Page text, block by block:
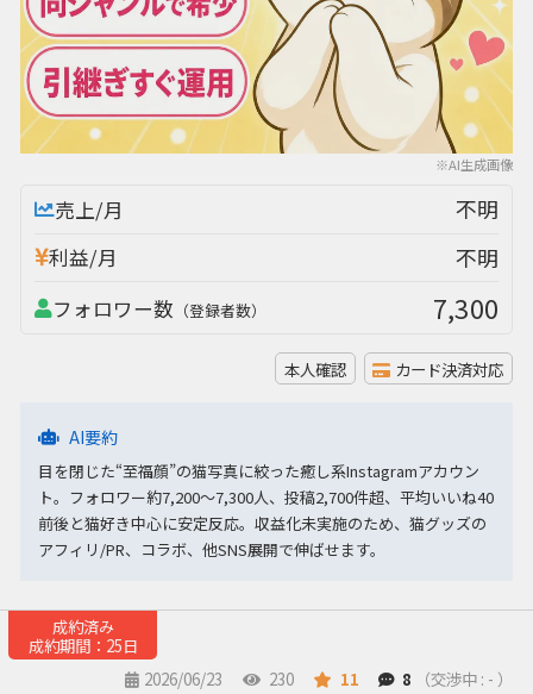
※AI生成画像
売上/月 不明
利益/月 不明
フォロワー数 （登録者数） 7,300
本人確認 カード決済対応
AI要約
目を閉じた“至福顔”の猫写真に絞った癒し系Instagramアカウン
ト。フォロワー約7,200〜7,300人、投稿2,700件超、平均いいね40
前後と猫好き中心に安定反応。収益化未実施のため、猫グッズの
アフィリ/PR、コラボ、他SNS展開で伸ばせます。
成約済み
成約期間：25日
2026/06/23
230 11 8 （交渉中 : - ）